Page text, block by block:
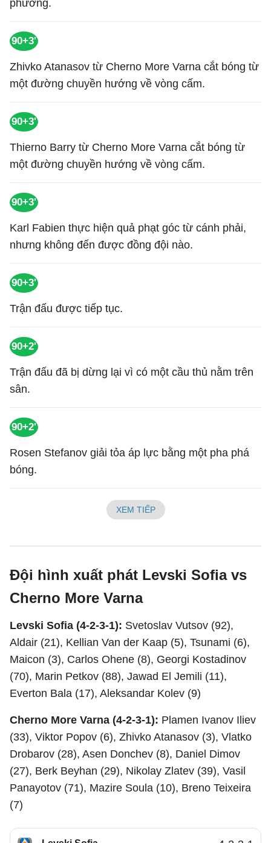
phương.
90+3'
Zhivko Atanasov từ Cherno More Varna cắt bóng từ
một đường chuyền hướng về vòng cấm.
90+3'
Thierno Barry từ Cherno More Varna cắt bóng từ
một đường chuyền hướng về vòng cấm.
90+3'
Karl Fabien thực hiện quả phạt góc từ cánh phải,
nhưng không đến được đồng đội nào.
90+3'
Trận đấu được tiếp tục.
90+2'
Trận đấu đã bị dừng lại vì có một cầu thủ nằm trên
sân.
90+2'
Rosen Stefanov giải tỏa áp lực bằng một pha phá
bóng.
XEM TIẾP
Đội hình xuất phát Levski Sofia vs
Cherno More Varna
Levski Sofia (4-2-3-1): Svetoslav Vutsov (92),
Aldair (21), Kellian Van der Kaap (5), Tsunami (6),
Maicon (3), Carlos Ohene (8), Georgi Kostadinov
(70), Marin Petkov (88), Jawad El Jemili (11),
Everton Bala (17), Aleksandar Kolev (9)
Cherno More Varna (4-2-3-1): Plamen Ivanov Iliev
(33), Viktor Popov (6), Zhivko Atanasov (3), Vlatko
Drobarov (28), Asen Donchev (8), Daniel Dimov
(27), Berk Beyhan (29), Nikolay Zlatev (39), Vasil
Panayotov (71), Mazire Soula (10), Breno Teixeira
(7)